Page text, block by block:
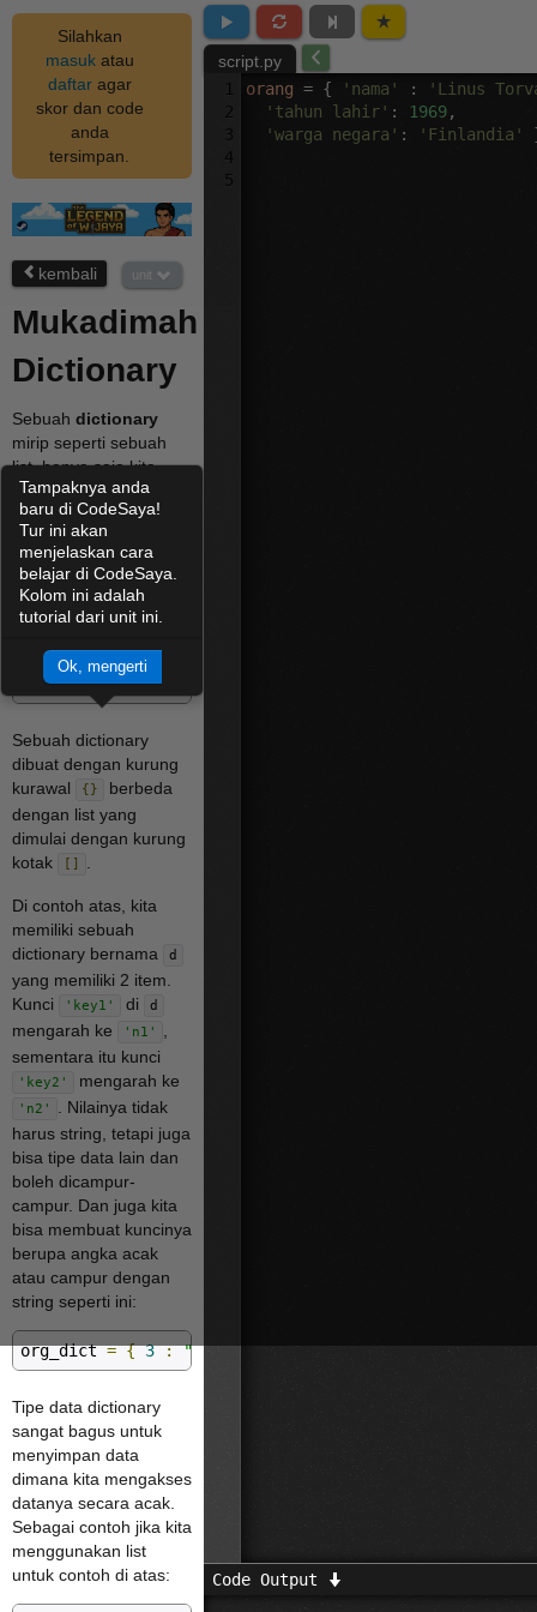
Silahkan
masukatau
daftaragar
skor dan code
anda
tersimpan.
kembali unit
Mukadimah
Dictionary
Tampaknya anda
baru di CodeSaya!
Tur ini akan
menjelaskan cara
belajar di CodeSaya.
Kolom ini adalah
tutorial dari unit ini.
Ok, mengerti
Sebuah dictionary
mirip seperti sebuah
list, hanya saja kita
mengaksesnya bukan
dengan indeks tetapi
dengankunci (key)
Sebuah kunci bisa
merupakan angka atau
string. Sintaksnya
= { 'key1': 'n1'
Sebuah dictionary
dibuat dengan kurung
kurawal
{}
berbeda
dengan list yang
dimulai dengan kurung
kotak
.
Di contoh atas, kita
memiliki sebuah
dictionary bernama
d
yang memiliki 2 item.
Kunci
'key1' di d
mengarah ke 'n1'
,
sementara itu kunci
'key2' mengarah ke
'n2'
. Nilainya tidak
harus string, tetapi juga
bisa tipe data lain dan
boleh dicampur-
campur. Dan juga kita
bisa membuat kuncinya
berupa angka acak
atau campur dengan
string seperti ini:
org_dict = { 3 : "hi", "umur": 17 , "coder" : True }
Tipe data dictionary
sangat bagus untuk
menyimpan data
dimana kita mengakses
datanya secara acak.
Sebagai contoh jika kita
menggunakan list
untuk contoh di atas:
script.py
orang = { 'nama' :
'Linus
2
'tahun lahir' : 1969,
3
'warga negara' : 'Finlandia'
4
5
Code Output